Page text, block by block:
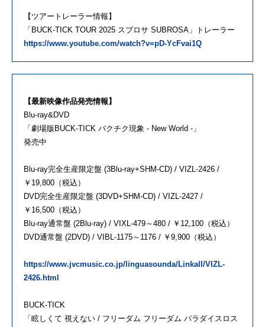
【ツアートレーラー情報】
「BUCK-TICK TOUR 2025 スブロサ SUBROSA」トレーラー
https://www.youtube.com/watch?v=pD-YcFvai1Q
【最新映像作品発売情報】
Blu-ray&DVD
「劇場版BUCK-TICK バクチク現象 - New World -」
発売中
Blu-ray完全生産限定盤 (3Blu-ray+SHM-CD) / VIZL-2426 /
￥19,800（税込）
DVD完全生産限定盤 (3DVD+SHM-CD) / VIZL-2427 /
￥16,500（税込）
Blu-ray通常盤 (2Blu-ray) / VIXL-479～480 / ￥12,100（税込）
DVD通常盤 (2DVD) / VIBL-1175～1176 / ￥9,900（税込）
https://www.jvcmusic.co.jp/linguasounda/Linkall/VIZL-
2426.html
BUCK-TICK
「眩しくて 視えない / フリーダム フリーダム パラダイスロス